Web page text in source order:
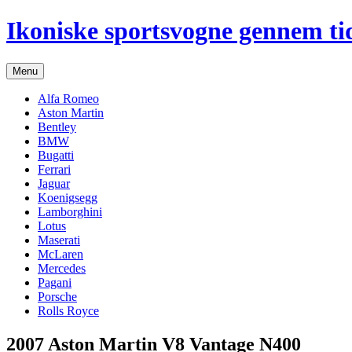
Hop
til
Ikoniske sportsvogne gennem
Menu
Alfa Romeo
Aston Martin
Bentley
BMW
Bugatti
Ferrari
Jaguar
Koenigsegg
Lamborghini
Lotus
Maserati
McLaren
Mercedes
Pagani
Porsche
Rolls Royce
2007 Aston Martin V8 Vantage N400